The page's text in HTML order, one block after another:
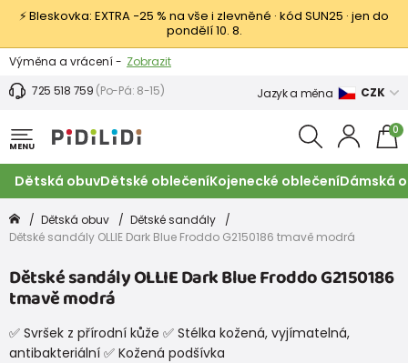
⚡ Bleskovka: EXTRA −25 % na vše i zlevněné · kód SUN25 · jen do
pondělí 10. 8.
Výměna a vrácení - Zobrazit
Sleva 100 Kč na první nákup -
725 518 759 (Po-Pá: 8-15) Jazyk a měna CZK
MENU
0
Dětská obuvDětské oblečeníKojenecké oblečeníDámská
Dětská obuv
Dětské sandály
Dětské sandály OLLIE Dark Blue Froddo G2150186 tmavě modrá
Dětské sandály OLLIE Dark Blue Froddo G2150186
tmavě modrá
✅ Svršek z přírodní kůže ✅ Stélka kožená, vyjímatelná,
antibakteriální ✅ Kožená podšívka